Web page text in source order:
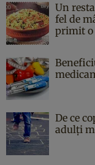
Un
fel de
primit o
De ce
adulți